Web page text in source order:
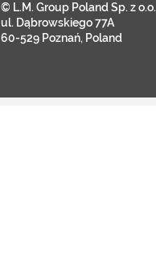
© L.M. Group Poland Sp. z o.o.
ul. Dąbrowskiego 77A
60-529 Poznań, Poland